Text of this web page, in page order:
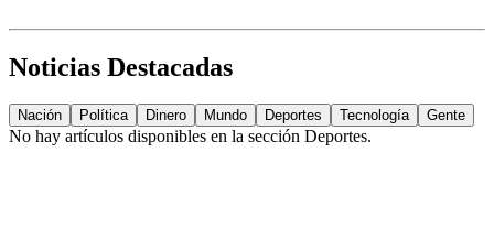
Noticias Destacadas
Nación Política Dinero Mundo Deportes Tecnología Gente
No hay artículos disponibles en la sección Deportes.